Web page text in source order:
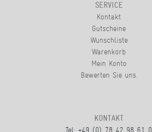
SERVICE
Kontakt
Gutscheine
Wunschliste
Warenkorb
Mein Konto
Bewerten Sie uns.
KONTAKT
Tel: +49 (0) 78 42 98 61 0